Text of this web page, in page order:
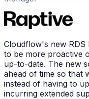
Cloudflow's new RDS
to be more proactive
up-to-date. The new
ahead of time so that
instead of having to
incurring extended